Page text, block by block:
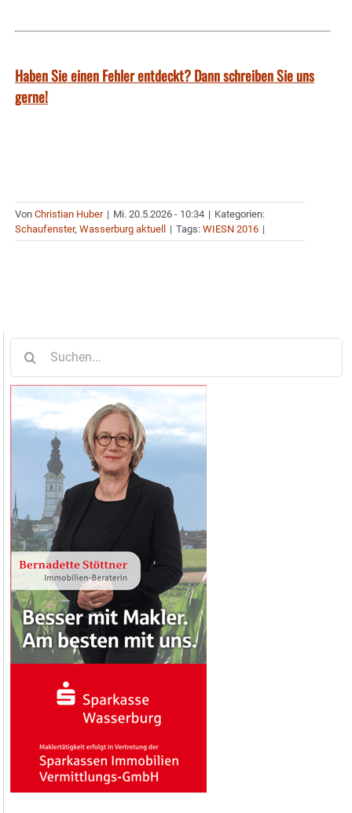
Haben Sie einen Fehler entdeckt? Dann schreiben Sie uns
gerne!
Von Christian Huber | Mi. 20.5.2026 - 10:34 | Kategorien:
Schaufenster, Wasserburg aktuell | Tags: WIESN 2016 |
nach: